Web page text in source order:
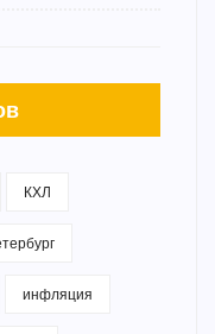
КХЛ
инфляция